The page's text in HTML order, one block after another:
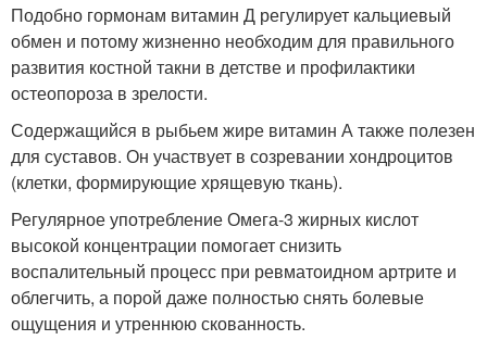
Подобно гормонам витамин Д регулирует кальциевый
обмен и потому жизненно необходим для правильного
развития костной такни в детстве и профилактики
остеопороза в зрелости.
Содержащийся в рыбьем жире витамин А также полезен
для суставов. Он участвует в созревании хондроцитов
(клетки, формирующие хрящевую ткань).
Регулярное употребление Омега-3 жирных кислот
высокой концентрации помогает снизить
воспалительный процесс при ревматоидном артрите и
облегчить, а порой даже полностью снять болевые
ощущения и утреннюю скованность.